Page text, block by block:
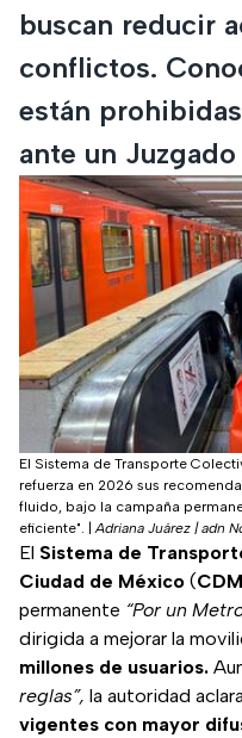
buscan reducir
conflictos.
están
ante un
El Sistema de Transporte
refuerza en 2026 sus
fluido, bajo la campaña
eficiente". |Adriana Juárez | adn
El Sistema de
Ciudad de México (
permanente “Por un
dirigida a mejorar la
millones de usuarios.
reglas”, la autoridad
vigentes con mayor